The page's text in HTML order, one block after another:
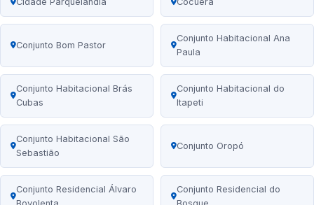
Conjunto Bom Pastor
Conjunto Habitacional Ana
Paula
Conjunto Habitacional Brás
Cubas
Conjunto Habitacional do
Itapeti
Conjunto Habitacional São
Sebastião
Conjunto Oropó
Conjunto Residencial Álvaro
Conjunto Residencial do